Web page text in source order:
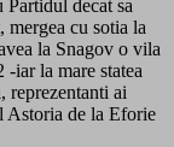
Partidul decat sa
cu sotia la
la Snagov o vila
iar la mare statea
reprezentanti ai
Astoria de la Eforie